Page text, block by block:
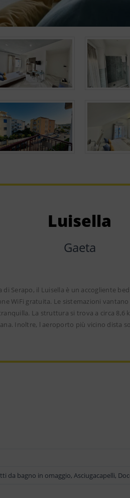
Luisella
Gaeta
di Serapo, il Luisella è un accogliente
WiFi gratuita. Le sistemazioni
La struttura si trova a circa
Inoltre, l aeroporto più vicino dista
da bagno in omaggio, Asciugacapelli,